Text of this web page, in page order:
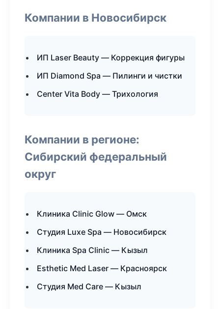
Компании в Новосибирск
ИП Laser Beauty — Коррекция фигуры
ИП Diamond Spa — Пилинги и чистки
Center Vita Body — Трихология
Компании в регионе:
Сибирский федеральный
округ
Клиника Clinic Glow — Омск
Студия Luxe Spa — Новосибирск
Клиника Spa Clinic — Кызыл
Esthetic Med Laser — Красноярск
Студия Med Care — Кызыл